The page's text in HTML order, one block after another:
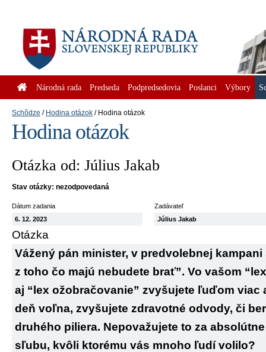
Národná rada Predseda Podpredsedovia Poslanci Výbory
Schôdze Hodina otázok Hodina otázok
Hodina otázok
Otázka od: Július Jakab
Stav otázky: nezodpovedaná
Dátum zadania
6. 12. 2023
Zadávateľ
Július Jakab
Otázka
Vážený pán minister, v predvolebnej
z toho čo majú nebudete brať”. Vo vašom
aj “lex ožobračovanie” zvyšujete ľuďom viac
deň voľna, zvyšujete zdravotné odvody, či
druhého piliera. Nepovažujete to za
sľubu, kvôli ktorému vás mnoho ľudí volilo?